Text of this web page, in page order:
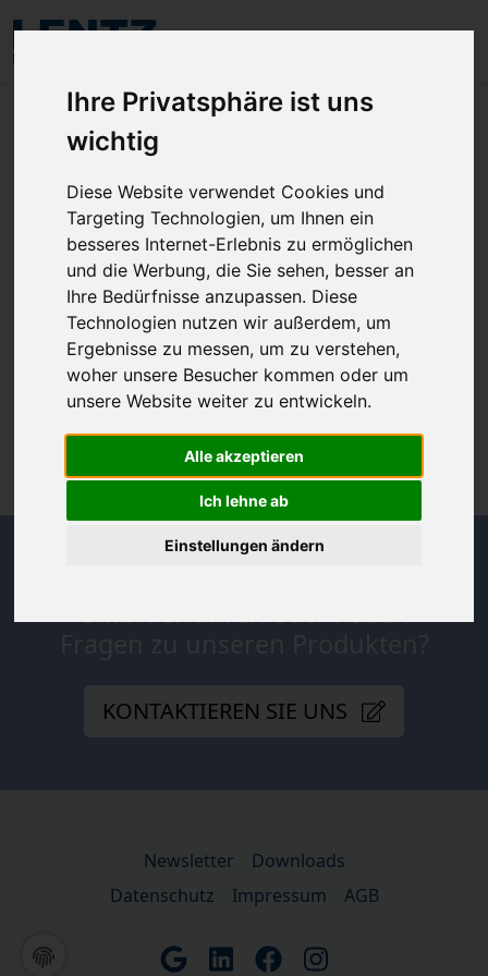
Ihre Privatsphäre ist uns
wichtig
Diese Website verwendet Cookies und
Targeting Technologien, um Ihnen ein
besseres Internet-Erlebnis zu ermöglichen
und die Werbung, die Sie sehen, besser an
Ihre Bedürfnisse anzupassen. Diese
Technologien nutzen wir außerdem, um
Ergebnisse zu messen, um zu verstehen,
woher unsere Besucher kommen oder um
unsere Website weiter zu entwickeln.
Alle akzeptieren
Ich lehne ab
Einstellungen ändern
Aktuelle Aktionen
...leider haben wir im Moment keine Aktion
Schauen Sie gerne in ein paar Tagen wieder vorbei!
Großhandelskunden finden aktuelle Aktionsartikel
nach dem Log-in im Webshop
GmbH erfahren oder haben
KONTAKTIEREN SIE UNS
Newsletter
Downloads
Datenschutz
Impressum AGB